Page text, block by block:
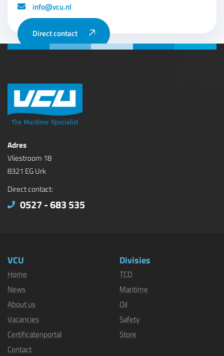
info@vcu.nl
Direct contact
Adres
Vliestroom 18
8321 EG Urk
Direct contact:
0527 - 683 535
VCU
Home
News
About us
Vacancies
Certificatenportal
Contact
Divisies
TCD
Maritime
Oil
Safety
Store